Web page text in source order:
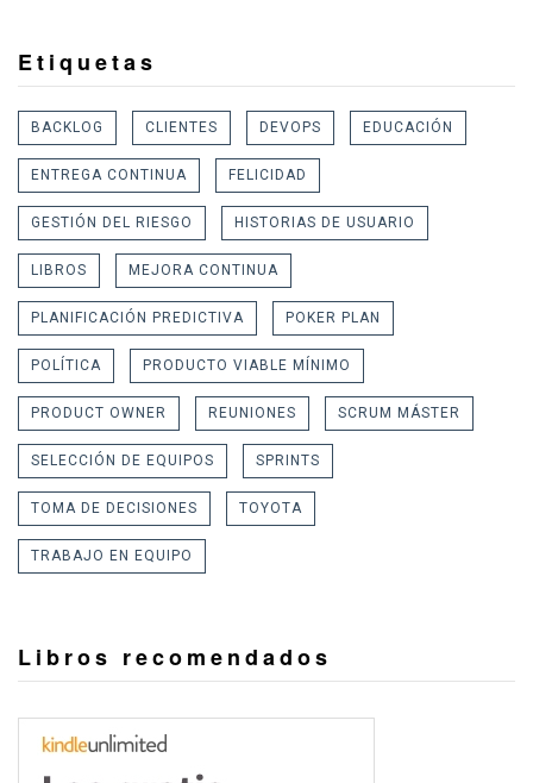
Etiquetas
BACKLOG CLIENTES DEVOPS EDUCACIÓN
ENTREGA CONTINUA FELICIDAD
GESTIÓN DEL RIESGO HISTORIAS DE USUARIO
LIBROS MEJORA CONTINUA
PLANIFICACIÓN PREDICTIVA POKER PLAN
POLÍTICA PRODUCTO VIABLE MÍNIMO
PRODUCT OWNER REUNIONES SCRUM MÁSTER
SELECCIÓN DE EQUIPOS SPRINTS
TOMA DE DECISIONES TOYOTA
TRABAJO EN EQUIPO
Libros recomendados